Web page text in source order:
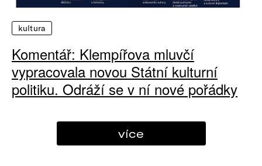
kultura
Komentář: Klempířova mluvčí
vypracovala novou Státní kulturní
politiku. Odráží se v ní nové pořádky
více